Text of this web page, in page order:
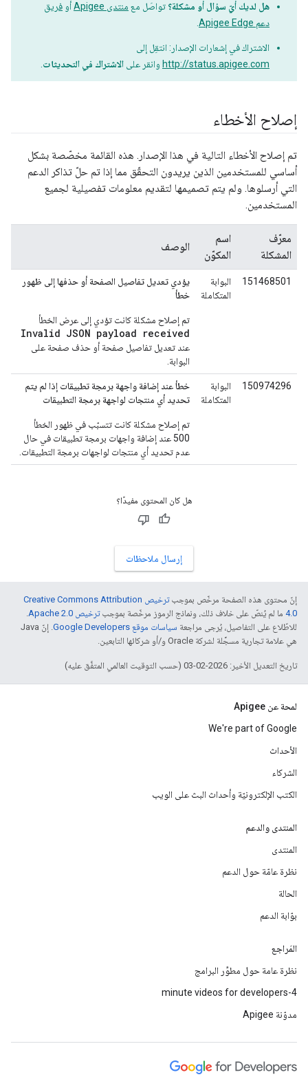
هل لديك أيّ سؤال أو مشكلة؟ تواصَل مع منتدى Apigee أو فريق
دعم Apigee Edge
الاشتراك في إشعارات الإصدار: انتقِل إلى
http://status.apigee.com وانقر على الاشتراك في التحديثات
إصلاح الأخطاء
تم إصلاح الأخطاء التالية في هذا الإصدار. هذه القائمة مخصّصة بشكل
أساسي للمستخدمين الذين يريدون التحقّق مما إذا تم حلّ تذاكر الدعم
التي أرسلوها. ولم يتم تصميمها لتقديم معلومات تفصيلية لجميع
المستخدمين.
معرّف
المشكلة
اسم
المكوّن
الوصف
151468501
البوابة
المتكاملة
يؤدي تعديل تفاصيل الصفحة أو حذفها إلى ظهور
خطأ
تم إصلاح مشكلة كانت تؤدي إلى عرض الخطأ
Invalid JSON payload received
عند تعديل تفاصيل صفحة أو حذف صفحة على
البوابة.
150974296
البوابة
المتكاملة
خطأ عند إضافة واجهة برمجة تطبيقات إذا لم يتم
تحديد أي منتجات لواجهة برمجة التطبيقات
تم إصلاح مشكلة كانت تتسبّب في ظهور الخطأ
500 عند إضافة واجهات برمجة تطبيقات في حال
عدم تحديد أي منتجات لواجهات برمجة التطبيقات.
هل كان المحتوى مفيدًا؟
إرسال ملاحظات
إنّ محتوى هذه الصفحة مرخّص بموجب
ترخيص Creative Commons Attribution
4.0‏ ما لم يُنصّ على خلاف ذلك، ونماذج الرموز مرخّصة بموجبترخيص Apache 2.0‏
.
للاطّلاع على التفاصيل، يُرجى مراجعة سياسات موقع Google Developers‏
. إنّ Java
هي علامة تجارية مسجَّلة لشركة Oracle و/أو شركائها التابعين.
تاريخ التعديل الأخير: 2026-02-03 (حسب التوقيت العالمي المتفَّق عليه)
لمحة عن Apigee
We're part of Google
الأحداث
الشركاء
الكتب الإلكترونيّة وأحداث البث على الويب
المنتدى والدعم
المنتدى
نظرة عامّة حول الدعم
الحالة
بوّابة الدعم
المَراجع
نظرة عامة حول مطوِّر البرامج
4-minute videos for developers
مدوّنة Apigee